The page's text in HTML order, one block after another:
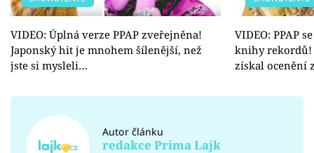
VIDEO: Úplná verze PPAP zveřejněna!
Japonský hit je mnohem šílenější, než
jste si mysleli…
VIDEO: PPAP
knihy rekordů!
získal ocenění
Autor článku
redakce Prima Lajk